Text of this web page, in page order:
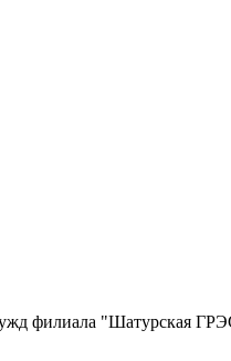
нужд филиала